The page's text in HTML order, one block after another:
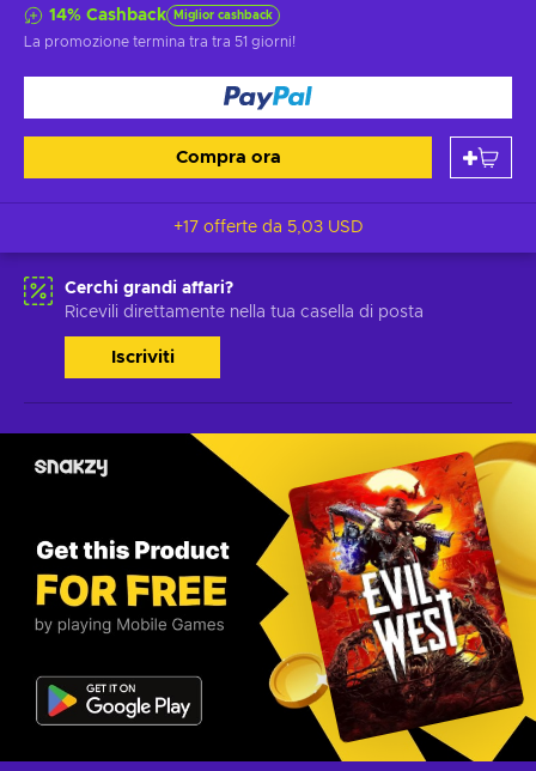
14% Cashback Miglior cashback
La promozione termina tra tra 51 giorni!
Compra ora
+17 offerte da 5,03 USD
Cerchi grandi affari?
Ricevili direttamente nella tua casella di posta
Iscriviti